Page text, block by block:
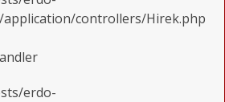
controllers/Hirek.php
erdo-